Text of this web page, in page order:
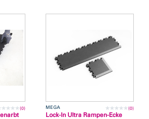
(0) MEGA (0)
Lock-In Ultra Rampen-Ecke